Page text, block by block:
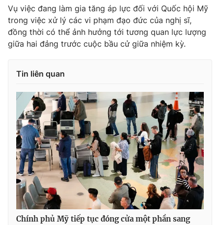
Vụ việc đang làm gia tăng áp lực đối với Quốc hội Mỹ
trong việc xử lý các vi phạm đạo đức của nghị sĩ,
đồng thời có thể ảnh hưởng tới tương quan lực lượng
giữa hai đảng trước cuộc bầu cử giữa nhiệm kỳ.
Tin liên quan
Chính phủ Mỹ tiếp tục đóng cửa một phần sang